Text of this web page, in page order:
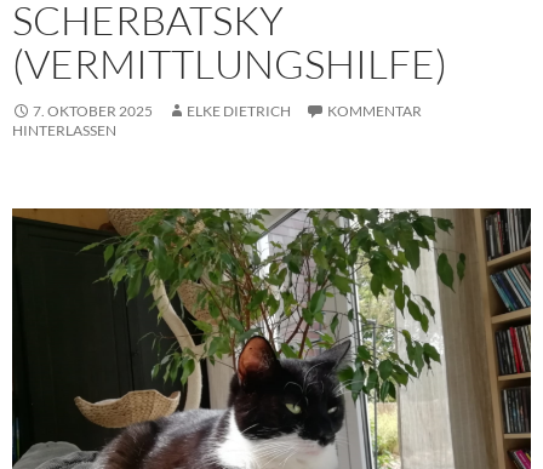
SCHERBATSKY
(VERMITTLUNGSHILFE)
7. OKTOBER 2025 ELKE DIETRICH
KOMMENTAR
HINTERLASSEN